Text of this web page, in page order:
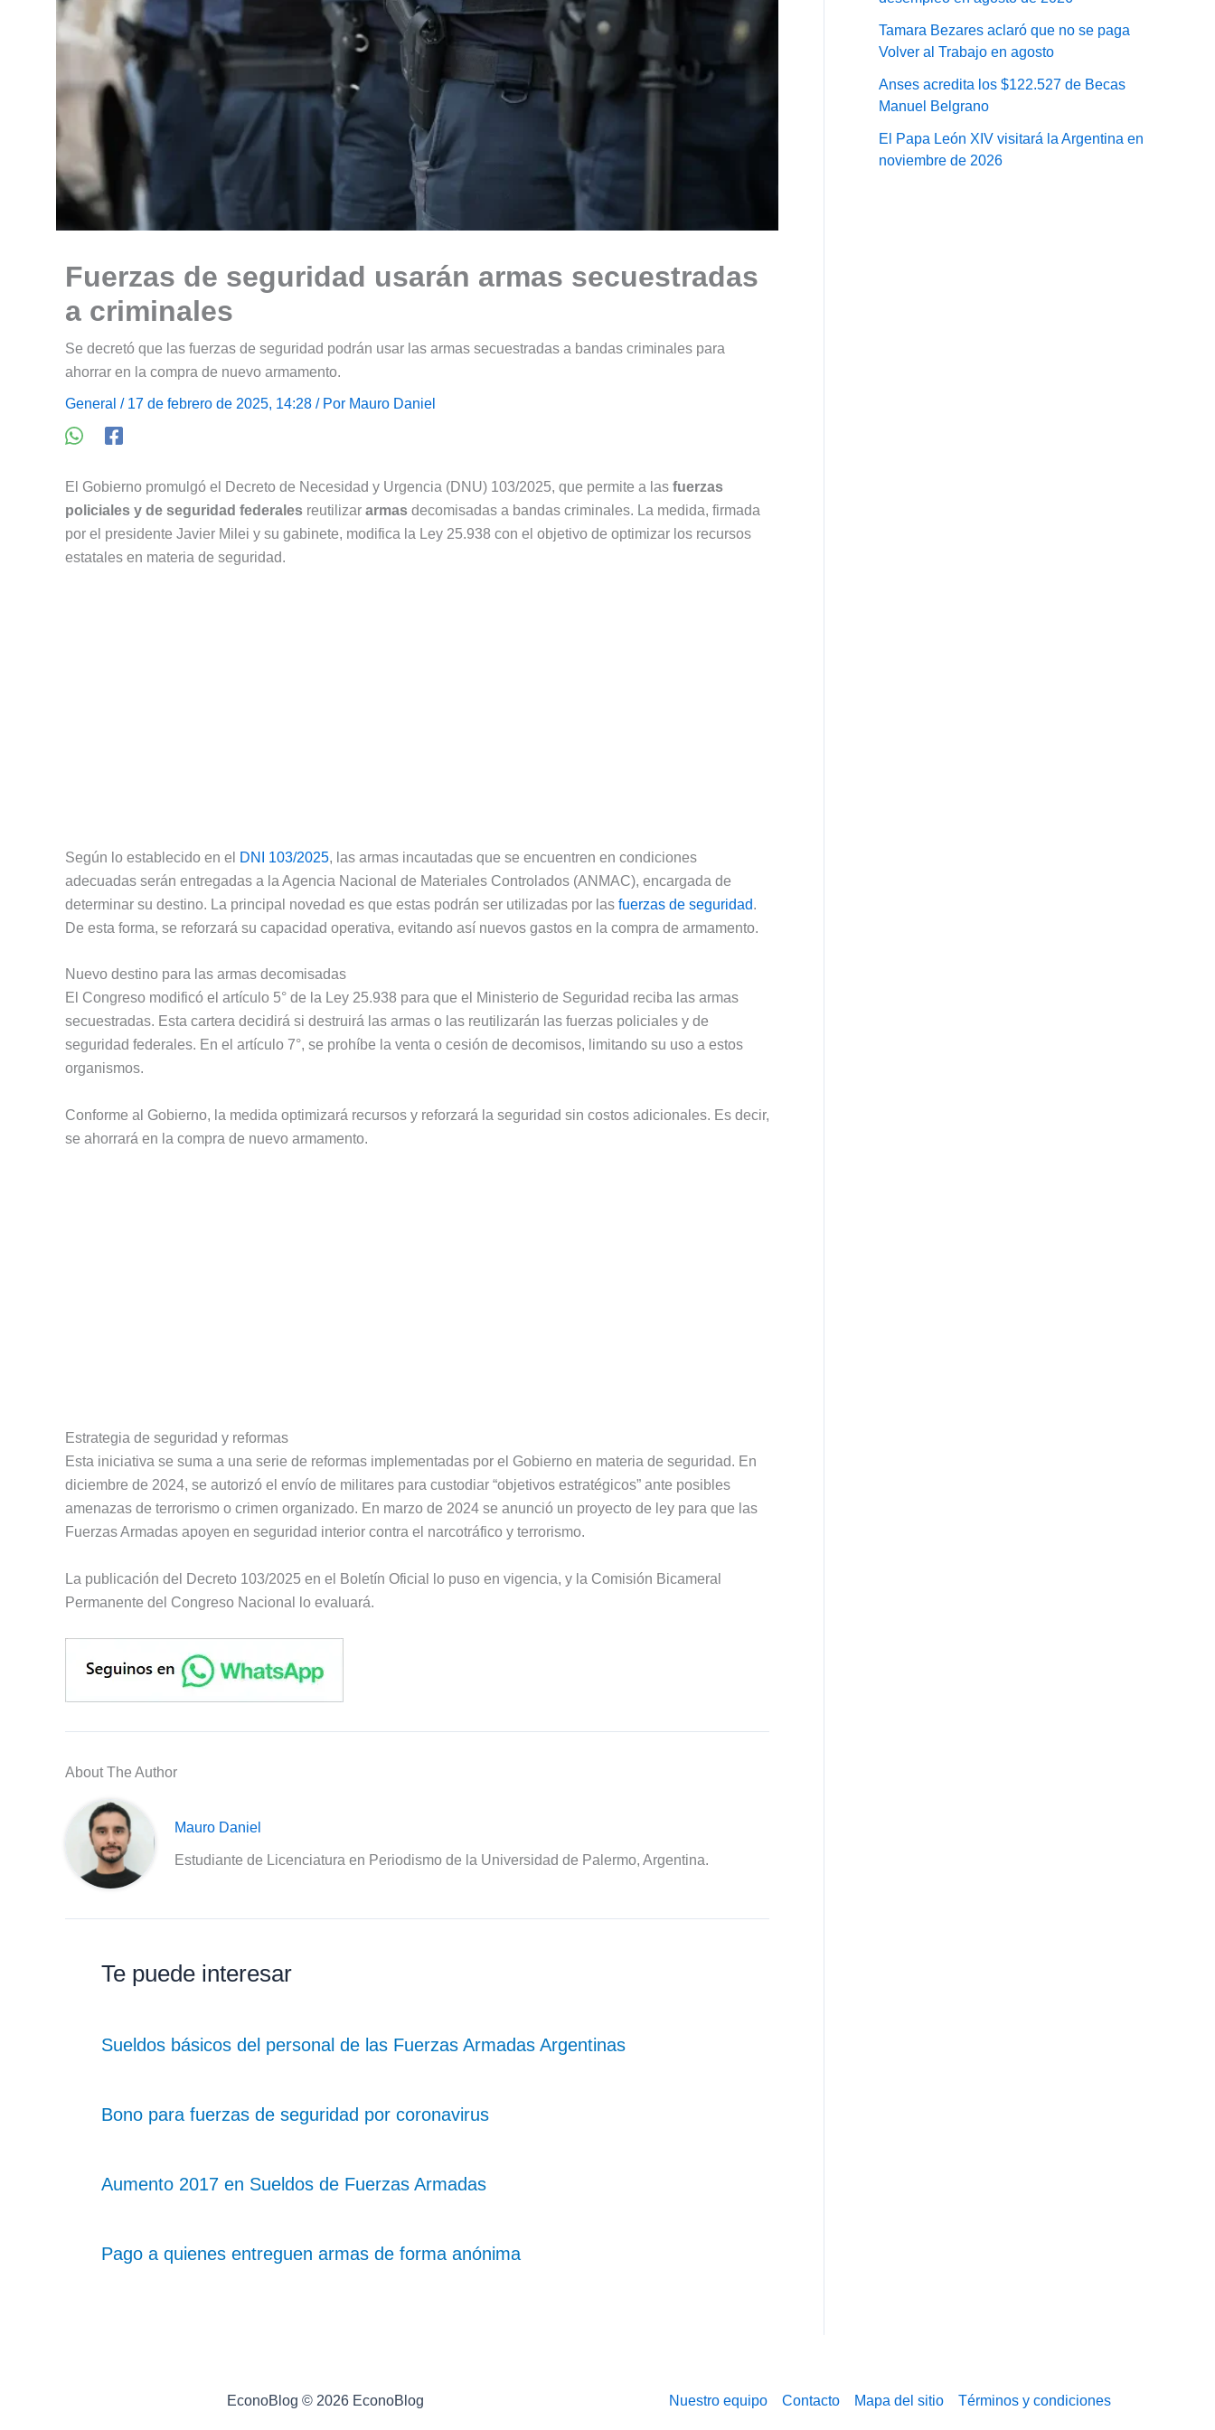
Fuerzas de seguridad usarán armas secuestradas
a criminales
Se decretó que las fuerzas de seguridad podrán usar las armas secuestradas a bandas criminales para
ahorrar en la compra de nuevo armamento.
General / 17 de febrero de 2025, 14:28 / Por Mauro Daniel
El Gobierno promulgó el Decreto de Necesidad y Urgencia (DNU) 103/2025, que permite a las fuerzas
policiales y de seguridad federales reutilizar armas decomisadas a bandas criminales. La medida, firmada
por el presidente Javier Milei y su gabinete, modifica la Ley 25.938 con el objetivo de optimizar los recursos
estatales en materia de seguridad.
Según lo establecido en el DNI 103/2025, las armas incautadas que se encuentren en condiciones
adecuadas serán entregadas a la Agencia Nacional de Materiales Controlados (ANMAC), encargada de
determinar su destino. La principal novedad es que estas podrán ser utilizadas por las fuerzas de seguridad.
De esta forma, se reforzará su capacidad operativa, evitando así nuevos gastos en la compra de armamento.
Nuevo destino para las armas decomisadas
El Congreso modificó el artículo 5° de la Ley 25.938 para que el Ministerio de Seguridad reciba las armas
secuestradas. Esta cartera decidirá si destruirá las armas o las reutilizarán las fuerzas policiales y de
seguridad federales. En el artículo 7°, se prohíbe la venta o cesión de decomisos, limitando su uso a estos
organismos.
Conforme al Gobierno, la medida optimizará recursos y reforzará la seguridad sin costos adicionales. Es decir,
se ahorrará en la compra de nuevo armamento.
Estrategia de seguridad y reformas
Esta iniciativa se suma a una serie de reformas implementadas por el Gobierno en materia de seguridad. En
diciembre de 2024, se autorizó el envío de militares para custodiar “objetivos estratégicos” ante posibles
amenazas de terrorismo o crimen organizado. En marzo de 2024 se anunció un proyecto de ley para que las
Fuerzas Armadas apoyen en seguridad interior contra el narcotráfico y terrorismo.
La publicación del Decreto 103/2025 en el Boletín Oficial lo puso en vigencia, y la Comisión Bicameral
Permanente del Congreso Nacional lo evaluará.
About The Author
Mauro Daniel
Estudiante de Licenciatura en Periodismo de la Universidad de Palermo, Argentina.
Te puede interesar
Sueldos básicos del personal de las Fuerzas Armadas Argentinas
Bono para fuerzas de seguridad por coronavirus
Aumento 2017 en Sueldos de Fuerzas Armadas
Pago a quienes entreguen armas de forma anónima
Tamara Bezares aclaró que no se paga
Volver al Trabajo en agosto
Anses acredita los $122.527 de Becas
Manuel Belgrano
El Papa León XIV visitará la Argentina en
noviembre de 2026
EconoBlog © 2026 EconoBlog Nuestro equipo Contacto Mapa del sitio Términos y condiciones